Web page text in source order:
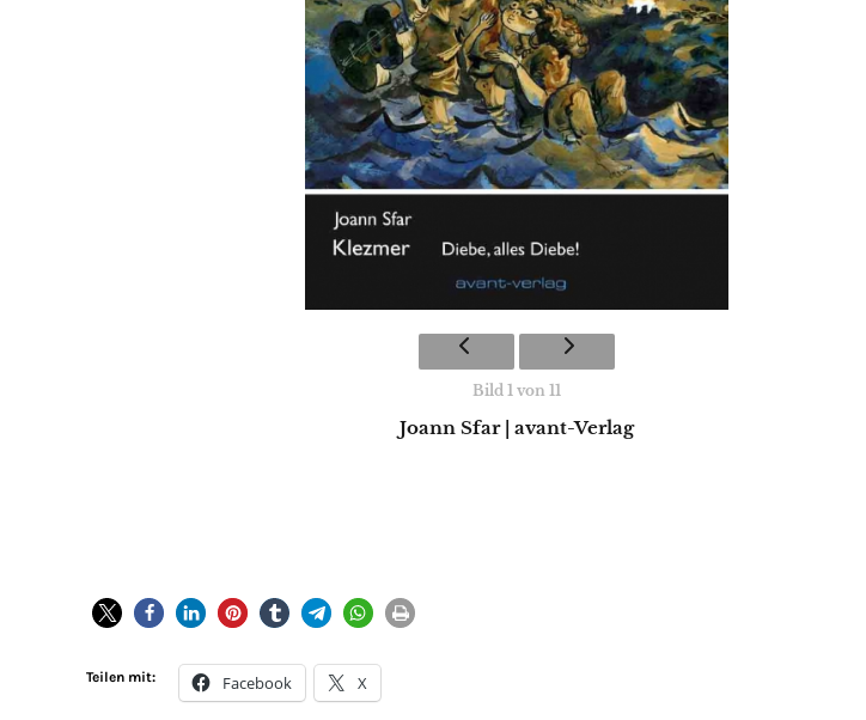
Bild 1 von 11
Joann Sfar | avant-Verlag
Teilen mit: Facebook X